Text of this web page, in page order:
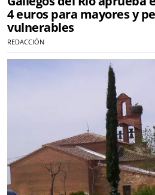
4 euros para mayores y
vulnerables
REDACCIÓN